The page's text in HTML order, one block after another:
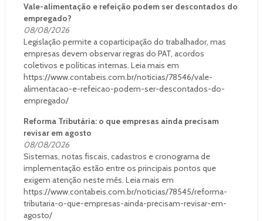
Vale-alimentação e refeição podem ser descontados do
empregado?
08/08/2026
Legislação permite a coparticipação do trabalhador, mas
empresas devem observar regras do PAT, acordos
coletivos e políticas internas. Leia mais em
https://www.contabeis.com.br/noticias/78546/vale-
alimentacao-e-refeicao-podem-ser-descontados-do-
empregado/
Reforma Tributária: o que empresas ainda precisam
revisar em agosto
08/08/2026
Sistemas, notas fiscais, cadastros e cronograma de
implementação estão entre os principais pontos que
exigem atenção neste mês. Leia mais em
https://www.contabeis.com.br/noticias/78545/reforma-
tributaria-o-que-empresas-ainda-precisam-revisar-em-
agosto/